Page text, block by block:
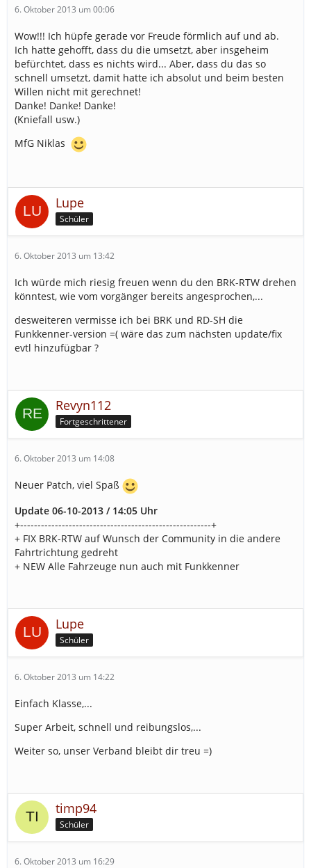
6. Oktober 2013 um 00:06
Wow!!! Ich hüpfe gerade vor Freude förmlich auf und ab.
Ich hatte gehofft, dass du die umsetzt, aber insgeheim
befürchtet, dass es nichts wird... Aber, dass du das so
schnell umsetzt, damit hatte ich absolut und beim besten
Willen nicht mit gerechnet!
Danke! Danke! Danke!
(Kniefall usw.)
MfG Niklas
Lupe
Schüler
6. Oktober 2013 um 13:42
Ich würde mich riesig freuen wenn du den BRK-RTW drehen
könntest, wie vom vorgänger bereits angesprochen,...
desweiteren vermisse ich bei BRK und RD-SH die
Funkkenner-version =( wäre das zum nächsten update/fix
evtl hinzufügbar ?
Revyn112
Fortgeschrittener
6. Oktober 2013 um 14:08
Neuer Patch, viel Spaß
Update 06-10-2013 / 14:05 Uhr
+-------------------------------------------------------+
+ FIX BRK-RTW auf Wunsch der Community in die andere
Fahrtrichtung gedreht
+ NEW Alle Fahrzeuge nun auch mit Funkkenner
Lupe
Schüler
6. Oktober 2013 um 14:22
Einfach Klasse,...
Super Arbeit, schnell und reibungslos,...
Weiter so, unser Verband bleibt dir treu =)
timp94
Schüler
6. Oktober 2013 um 16:29